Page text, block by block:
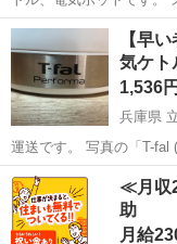
力:1200W…
千葉 船橋市 東船
【早
気ケ
1,536円
兵庫県
運送です。 写真の「T-fal (
兵庫 尼崎市 立花
≪月収
助
月給